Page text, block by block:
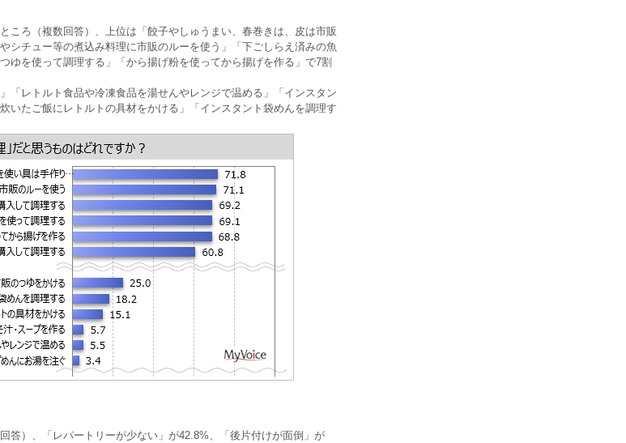
ころ（複数回答）、上位は「餃子やしゅうまい、春巻きは、皮は市販
シチュー等の煮込み料理に市販のルーを使う」「下ごしらえ済みの魚
ゆを使って調理する」「から揚げ粉を使ってから揚げを作る」で7割
「レトルト食品や冷凍食品を湯せんやレンジで温める」「インスタン
いたご飯にレトルトの具材をかける」「インスタント袋めんを調理す
答）、「レパートリーが少ない」が42.8%、「後片付けが面倒」が